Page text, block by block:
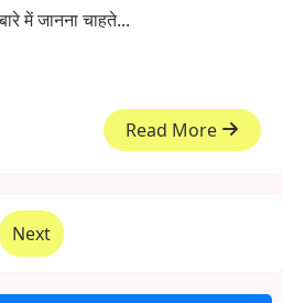
में जानना चाहते...
Read More
Next